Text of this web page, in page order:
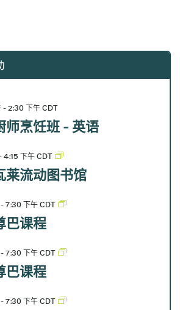
-2:30 下午CDT
师烹饪班 - 英语
4:15 下午CDT
莱流动图书馆
-7:30 下午CDT
巴课程
-7:30 下午CDT
巴课程
-7:30 下午CDT